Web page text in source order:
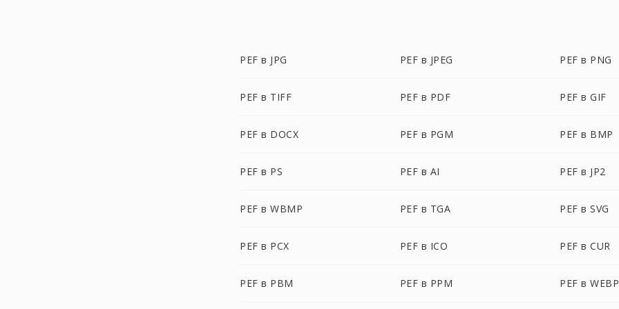
PEF в JPG PEF в JPEG PEF в PNG
PEF в TIFF PEF в PDF PEF в GIF
PEF в DOCX PEF в PGM PEF в BMP
PEF в PS PEF в AI PEF в JP2
PEF в WBMP PEF в TGA PEF в SVG
PEF в PCX PEF в ICO PEF в CUR
PEF в PBM PEF в PPM PEF в WEBP